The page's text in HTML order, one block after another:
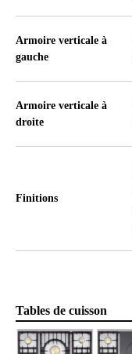
Armoire verticale à
gauche
Armoire verticale à
droite
Finitions
Tables de cuisson